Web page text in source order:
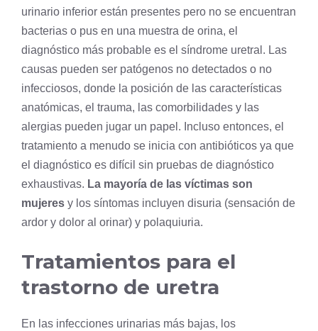
urinario inferior están presentes pero no se encuentran
bacterias o pus en una muestra de orina, el
diagnóstico más probable es el síndrome uretral. Las
causas pueden ser patógenos no detectados o no
infecciosos, donde la posición de las características
anatómicas, el trauma, las comorbilidades y las
alergias pueden jugar un papel. Incluso entonces, el
tratamiento a menudo se inicia con antibióticos ya que
el diagnóstico es difícil sin pruebas de diagnóstico
exhaustivas. La mayoría de las víctimas son
mujeres y los síntomas incluyen disuria (sensación de
ardor y dolor al orinar) y polaquiuria.
Tratamientos para el
trastorno de uretra
En las infecciones urinarias más bajas, los